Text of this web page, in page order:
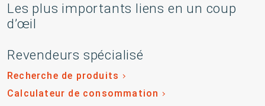
Les plus importants liens en un coup
d’œil
Revendeurs spécialisé
Recherche de produits
Calculateur de consommation